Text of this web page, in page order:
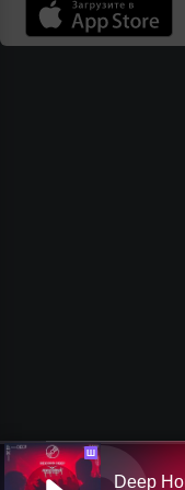
Ш
Deep